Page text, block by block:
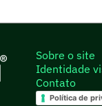
Sobre o site
Identidade
Contato
Política de